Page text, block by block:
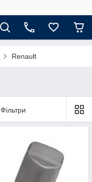
Renault
Фільтри